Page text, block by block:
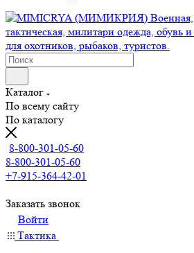
Каталог
По всему сайту
По каталогу
8-800-301-05-60
8-800-301-05-60
+7-915-364-42-01
Заказать звонок
Войти
Тактика